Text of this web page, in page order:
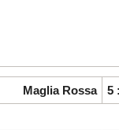
Maglia Rossa
5